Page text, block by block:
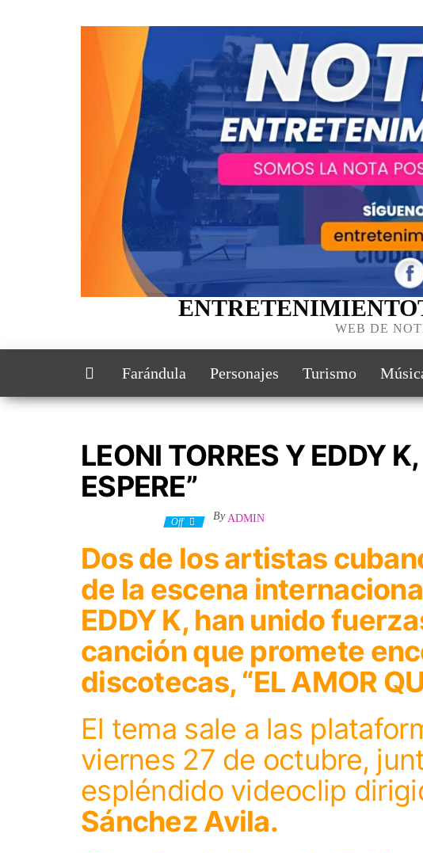
WEB DE
Farándula Personajes Turismo
LEONI TORRES Y EDDY
ESPERE”
Off By ADMIN
Dos de los artistas
de la escena
EDDY K, han unido
canción que promete
discotecas, “EL AMOR
El tema sale a las
viernes 27 de octubre,
espléndido videoclip
Sánchez Avila.